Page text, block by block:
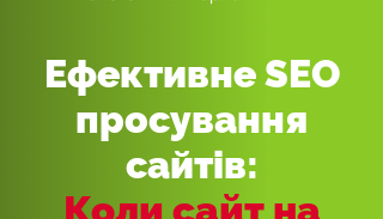
Ефективне SEO
просування
сайтів: